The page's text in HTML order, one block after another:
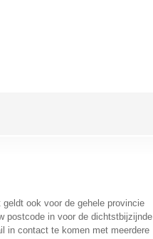
geldt ook voor de gehele provincie
postcode in voor de dichtstbijzijnde
in contact te komen met meerdere